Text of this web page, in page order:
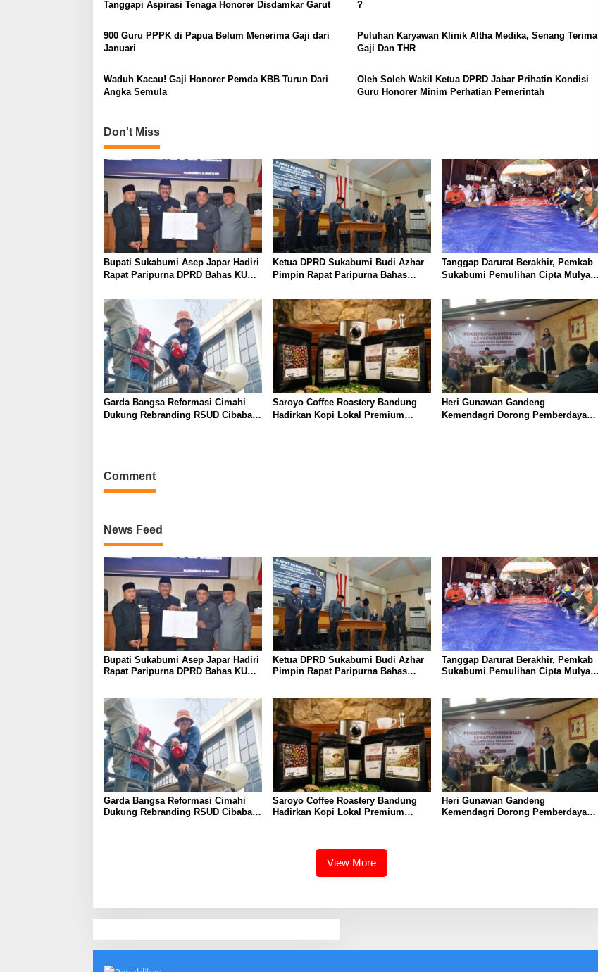
Tanggapi Aspirasi Tenaga Honorer Disdamkar Garut
?
900 Guru PPPK di Papua Belum Menerima Gaji dari
Januari
Puluhan Karyawan Klinik Altha Medika, Senang Terima
Gaji Dan THR
Waduh Kacau! Gaji Honorer Pemda KBB Turun Dari
Angka Semula
Oleh Soleh Wakil Ketua DPRD Jabar Prihatin Kondisi
Guru Honorer Minim Perhatian Pemerintah
Don't Miss
Bupati Sukabumi Asep Japar Hadiri
Rapat Paripurna DPRD Bahas KUA-
Ketua DPRD Sukabumi Budi Azhar
Pimpin Rapat Paripurna Bahas
Tanggap Darurat Berakhir, Pemkab
Sukabumi Pemulihan Cipta Mulya
Garda Bangsa Reformasi Cimahi
Dukung Rebranding RSUD Cibabat,
Saroyo Coffee Roastery Bandung
Hadirkan Kopi Lokal Premium
Heri Gunawan Gandeng
Kemendagri Dorong Pemberdayaan
Comment
News Feed
Bupati Sukabumi Asep Japar Hadiri
Rapat Paripurna DPRD Bahas KUA-
Ketua DPRD Sukabumi Budi Azhar
Pimpin Rapat Paripurna Bahas
Tanggap Darurat Berakhir, Pemkab
Sukabumi Pemulihan Cipta Mulya
Garda Bangsa Reformasi Cimahi
Dukung Rebranding RSUD Cibabat,
Saroyo Coffee Roastery Bandung
Hadirkan Kopi Lokal Premium
Heri Gunawan Gandeng
Kemendagri Dorong Pemberdayaan
View More